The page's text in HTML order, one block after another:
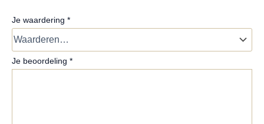
Je waardering *
Je beoordeling *